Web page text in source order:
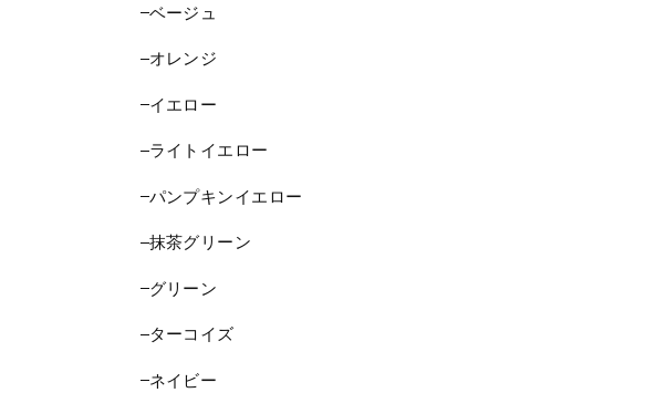
ベージュ
オレンジ
イエロー
ライトイエロー
パンプキンイエロー
抹茶グリーン
グリーン
ターコイズ
ネイビー